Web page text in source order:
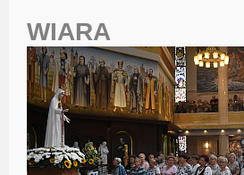
WIARA